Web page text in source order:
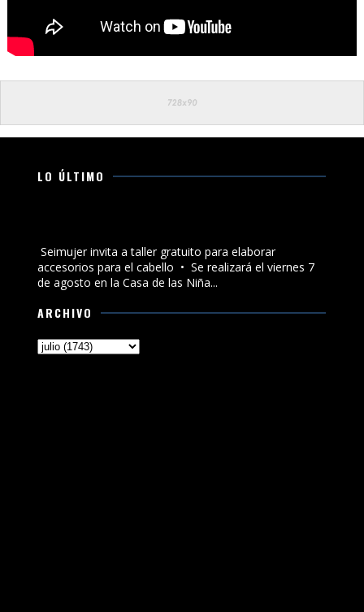
LO ÚLTIMO
Seimujer invita a taller gratuito para elaborar
accesorios para el cabello •⁠ ⁠Se realizará el viernes 7
de agosto en la Casa de las Niña...
ARCHIVO